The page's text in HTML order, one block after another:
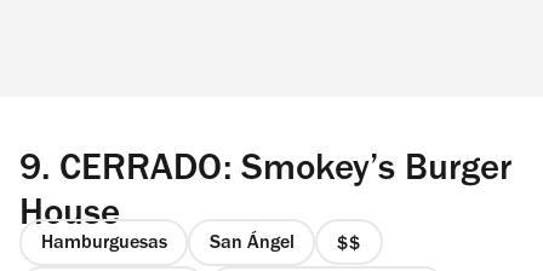
9. CERRADO: Smokey’s Burger
House
Hamburguesas San Ángel
precio